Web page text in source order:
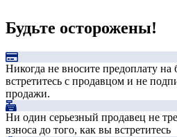
Будьте осторожены!
Никогда не вносите предоплату на
встретитесь с продавцом и не
продажи.
Ни один серьезный продавец не
взноса до того, как вы встретитесь